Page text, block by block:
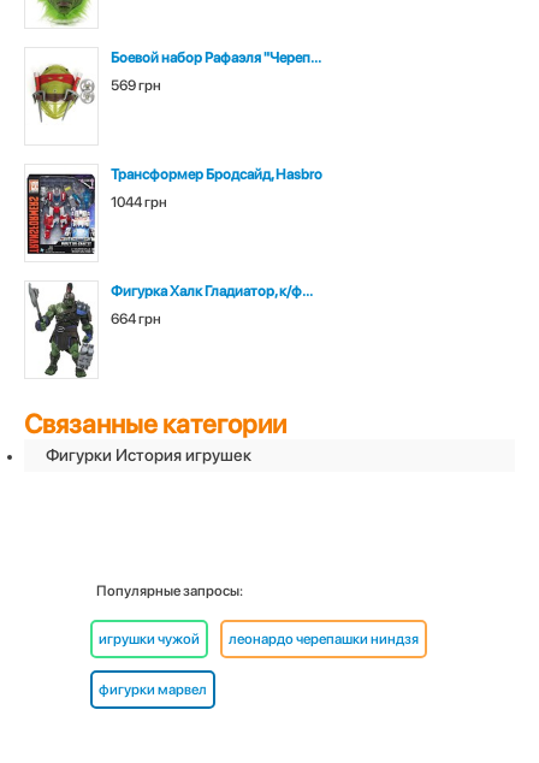
Боевой набор Рафаэля "Череп...
569 грн
Трансформер Бродсайд, Hasbro
1044 грн
Фигурка Халк Гладиатор, к/ф...
664 грн
Связанные категории
Фигурки История игрушек
Популярные запросы:
игрушки чужой леонардо черепашки ниндзя
фигурки марвел